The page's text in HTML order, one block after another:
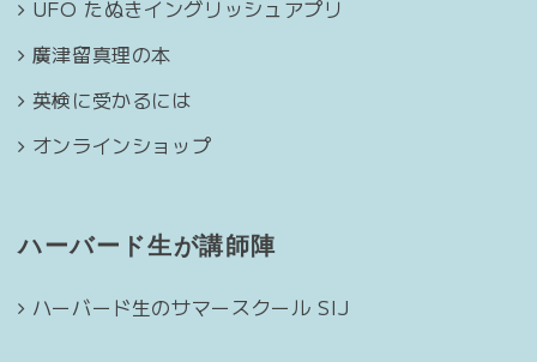
UFO たぬきイングリッシュアプリ
廣津留真理の本
英検に受かるには
オンラインショップ
ハーバード生が講師陣
ハーバード生のサマースクール SIJ